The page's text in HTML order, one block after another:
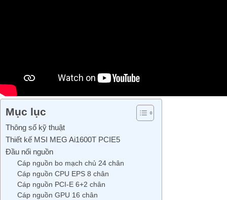
Mục lục
Thông số kỹ thuật
Thiết kế MSI MEG Ai1600T PCIE5
Đầu nối nguồn
Cáp nguồn bo mạch chủ 24 chân
Cáp nguồn CPU EPS 8 chân
Cáp nguồn PCI-E 6+2 chân
Cáp nguồn GPU 16 chân